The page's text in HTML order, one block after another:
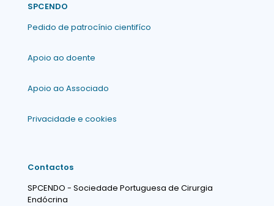
SPCENDO
Pedido de patrocínio cientifíco
Apoio ao doente
Apoio ao Associado
Privacidade e cookies
Contactos
SPCENDO - Sociedade Portuguesa de Cirurgia
Endócrina